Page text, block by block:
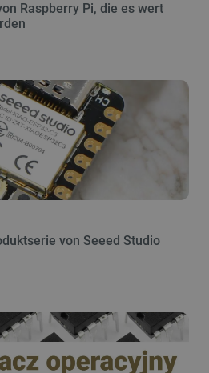
Raspberry Pi, die es wert
von Seeed Studio